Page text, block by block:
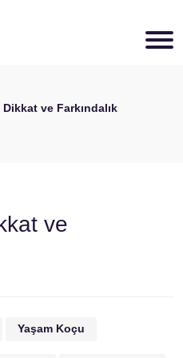
ve Farkındalık
ve
Yaşam Koçu